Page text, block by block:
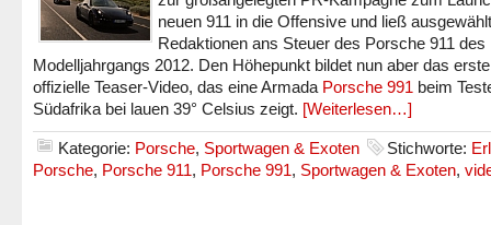
neuen 911 in die Offensive und ließ
Redaktionen ans Steuer des Porsche 911 des
Modelljahrgangs 2012. Den Höhepunkt bildet nun aber das erste
offizielle Teaser-Video, das eine Armada Porsche 991 beim
Südafrika bei lauen 39° Celsius zeigt. [Weiterlesen…]
Kategorie: Porsche, Sportwagen & Exoten Stichworte:
Porsche, Porsche 911, Porsche 991, Sportwagen & Exoten,